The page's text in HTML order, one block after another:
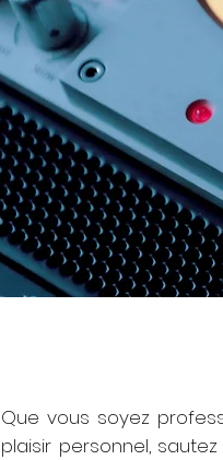
Que vous soyez
plaisir personnel,